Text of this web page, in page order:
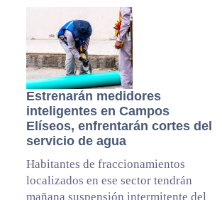
Estrenarán medidores
inteligentes en Campos
Elíseos, enfrentarán cortes del
servicio de agua
Habitantes de fraccionamientos
localizados en ese sector tendrán
mañana suspensión intermitente del